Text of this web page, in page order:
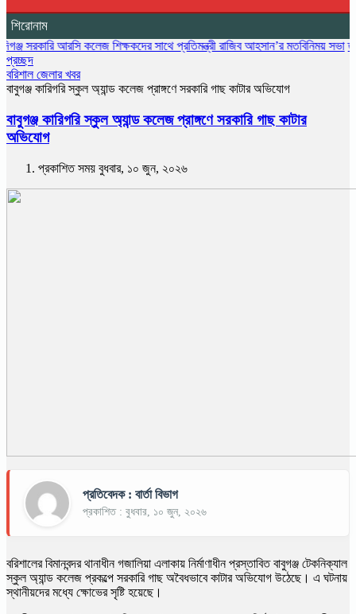
শিরোনাম
আরসি কলেজ শিক্ষকদের সাথে প্রতিমন্ত্রী রাজিব আহসান’র মতবিনিময় সভা তনু হত্যা
প্রচ্ছদ
বরিশাল জেলার খবর
বাবুগঞ্জ কারিগরি স্কুল অ্যান্ড কলেজ প্রাঙ্গণে সরকারি গাছ কাটার অভিযোগ
বাবুগঞ্জ কারিগরি স্কুল অ্যান্ড কলেজ প্রাঙ্গণে সরকারি গাছ কাটার
অভিযোগ
প্রকাশিত সময় বুধবার, ১০ জুন, ২০২৬
প্রতিবেদক : বার্তা বিভাগ
প্রকাশিত : বুধবার, ১০ জুন, ২০২৬
বরিশালের বিমানবন্দর থানাধীন গজালিয়া এলাকায় নির্মাণাধীন প্রস্তাবিত বাবুগঞ্জ টেকনিক্যাল
স্কুল অ্যান্ড কলেজ প্রকল্পে সরকারি গাছ অবৈধভাবে কাটার অভিযোগ উঠেছে। এ ঘটনায়
স্থানীয়দের মধ্যে ক্ষোভের সৃষ্টি হয়েছে।